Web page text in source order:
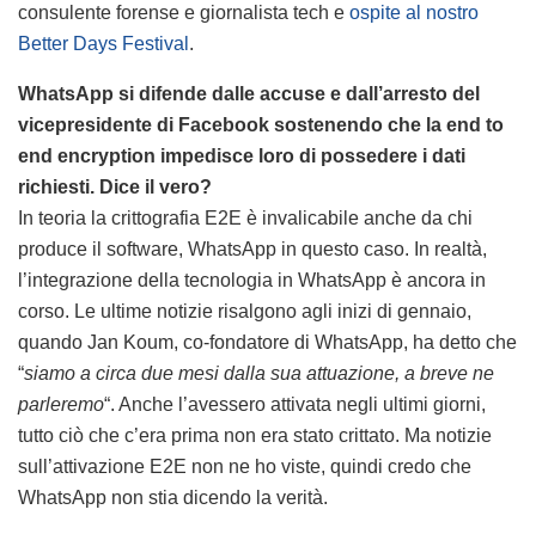
consulente forense e giornalista tech e ospite al nostro
Better Days Festival .
WhatsApp si difende dalle accuse e dall’arresto del
vicepresidente di Facebook sostenendo che la end to
end encryption impedisce loro di possedere i dati
richiesti. Dice il vero?
In teoria la crittografia E2E è invalicabile anche da chi
produce il software, WhatsApp in questo caso. In realtà,
l’integrazione della tecnologia in WhatsApp è ancora in
corso. Le ultime notizie risalgono agli inizi di gennaio,
quando Jan Koum, co-fondatore di WhatsApp, ha detto che
“siamo a circa due mesi dalla sua attuazione, a breve ne
parleremo“. Anche l’avessero attivata negli ultimi giorni,
tutto ciò che c’era prima non era stato crittato. Ma notizie
sull’attivazione E2E non ne ho viste, quindi credo che
WhatsApp non stia dicendo la verità.